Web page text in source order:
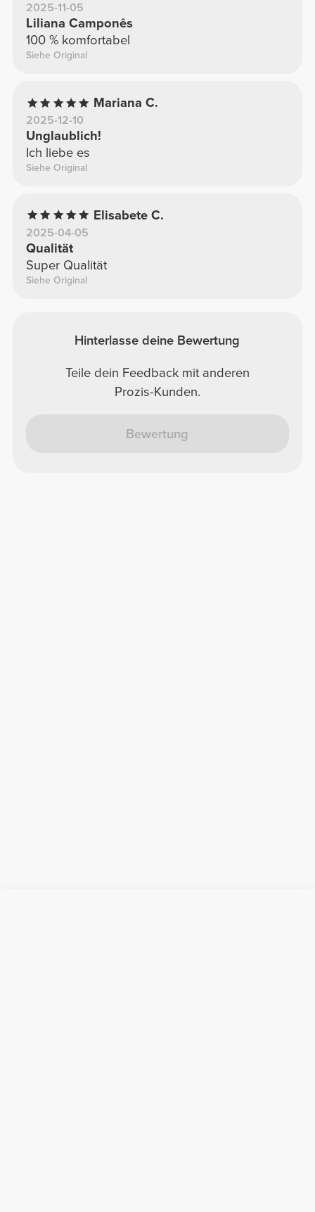
2025-11-05
Liliana Camponês
100 % komfortabel
Siehe Original
Mariana C.
2025-12-10
Unglaublich!
Ich liebe es
Siehe Original
Elisabete C.
2025-04-05
Qualität
Super Qualität
Siehe Original
Hinterlasse deine Bewertung
Teile dein Feedback mit anderen
Prozis-Kunden.
Bewertung